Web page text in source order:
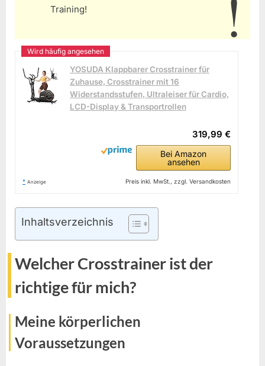
Training!
YOSUDA ​​Klappbarer Crosstrainer für
Zuhause, Crosstrainer mit 16
Widerstandsstufen, Ultraleiser für Cardio,
LCD-Display & Transportrollen
319,99 €
Bei Amazon
ansehen
* Anzeige Preis inkl. MwSt., zzgl. Versandkosten
Inhaltsverzeichnis
Welcher Crosstrainer ist der
richtige für mich?
Meine körperlichen
Voraussetzungen